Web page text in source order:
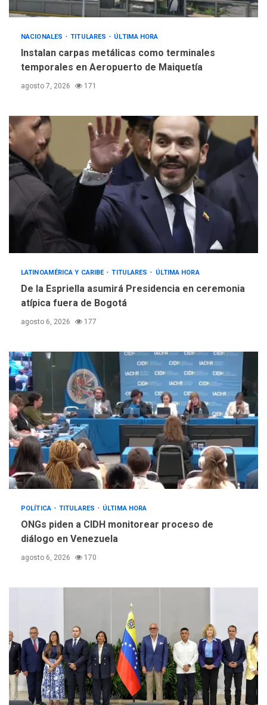
nucleares
NACIONALES TITULARES ÚLTIMA HORA
Instalan carpas metálicas como terminales
temporales en Aeropuerto de Maiquetía
agosto 7, 2026 171
LATINOAMÉRICA Y CARIBE TITULARES ÚLTIMA HORA
De la Espriella asumirá Presidencia en ceremonia
atípica fuera de Bogotá
agosto 6, 2026 177
POLÍTICA TITULARES ÚLTIMA HORA
ONGs piden a CIDH monitorear proceso de
diálogo en Venezuela
agosto 6, 2026 170